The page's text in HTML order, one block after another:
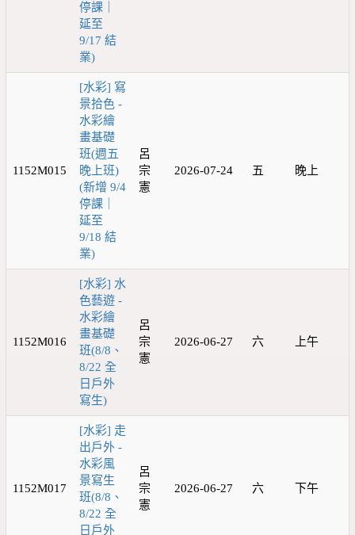
停課｜
延至
9/17 結
業)
1152M015
[水彩] 寫
景拾色 -
水彩繪
畫基礎
班(週五
晚上班)
(新增 9/4
停課｜
延至
9/18 結
業)
呂
宗
憲
2026-07-24 五 晚上
1152M016
[水彩] 水
色藝遊 -
水彩繪
畫基礎
班(8/8、
8/22 全
日戶外
寫生)
呂
宗
憲
2026-06-27 六 上午
1152M017
[水彩] 走
出戶外 -
水彩風
景寫生
班(8/8、
8/22 全
日戶外
呂
宗
憲
2026-06-27 六 下午